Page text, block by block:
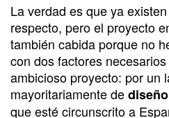
La verdad es que ya
respecto, pero el proyecto
también cabida porque no
con dos factores
ambicioso proyecto: por un
mayoritariamente de
que esté circunscrito a